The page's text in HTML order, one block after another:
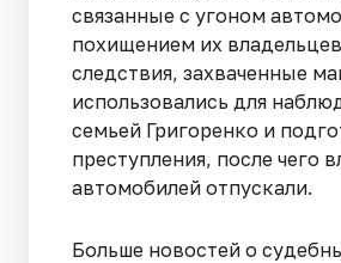
связанные с угоном
похищением их
следствия, захваченные
использовались для
семьей Григоренко и
преступления, после чего
автомобилей отпускали.
Больше новостей о